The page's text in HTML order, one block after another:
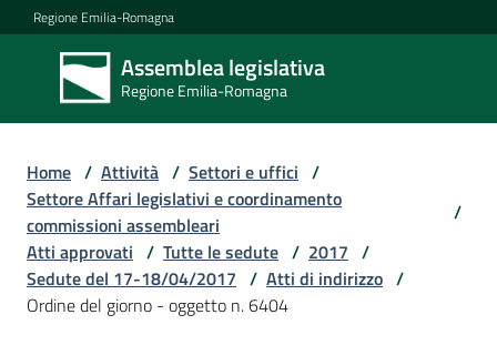
Vai al contenuto
Vai alla navigazione
Vai al footer
Regione Emilia-Romagna
Assemblea legislativa
Regione Emilia-Romagna
Assemblea
legislativa
Regione Emilia-
Assemblea
Home / Attività / Settori e uffici /
Settore Affari legislativi e coordinamento
commissioni assembleari
/
Atti approvati / Tutte le sedute / 2017 /
Sedute del 17-18/04/2017 / Atti di indirizzo /
Ordine del giorno - oggetto n. 6404